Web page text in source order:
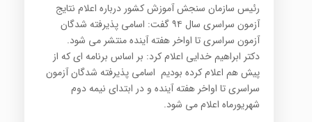
رئیس سازمان سنجش آموزش کشور درباره اعلام نتایج
آزمون سراسری سال ۹۴ گفت: اسامی پذیرفته شدگان
آزمون سراسری تا اواخر هفته آینده منتشر می شود.
دکتر ابراهیم خدایی اعلام کرد: بر اساس برنامه ای که از
پیش هم اعلام کرده بودیم اسامی پذیرفته شدگان آزمون
سراسری تا اواخر هفته آینده و در ابتدای نیمه دوم
شهریورماه اعلام می شود.